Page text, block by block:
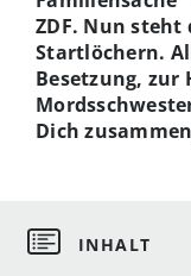
ZDF. Nun steht
Startlöchern.
Besetzung, zur
Dich